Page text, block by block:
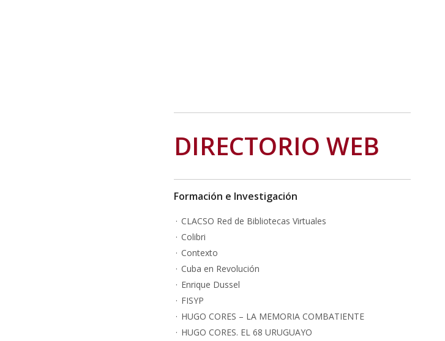
DIRECTORIO WEB
Formación e Investigación
CLACSO Red de Bibliotecas Virtuales
Colibri
Contexto
Cuba en Revolución
Enrique Dussel
FISYP
HUGO CORES – LA MEMORIA COMBATIENTE
HUGO CORES. EL 68 URUGUAYO